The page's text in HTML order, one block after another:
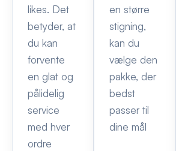
likes. Det
betyder, at
du kan
forvente
en glat og
pålidelig
service
med hver
ordre
en større
stigning,
kan du
vælge den
pakke, der
bedst
passer til
dine mål